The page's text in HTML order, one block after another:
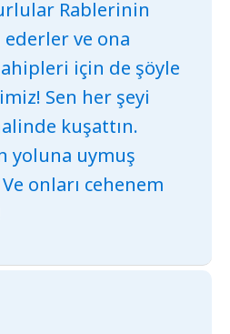
Rablerinin
ve ona
için de şöyle
Sen her şeyi
kuşattın.
yoluna uymuş
onları cehenem